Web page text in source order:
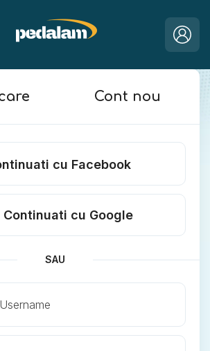
Cont nou
cu Facebook
Continuati cu Google
SAU